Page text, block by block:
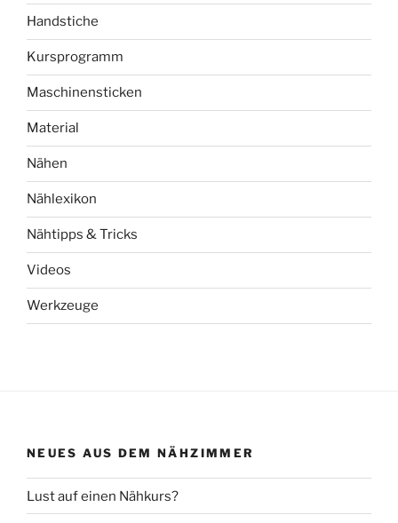
Handstiche
Kursprogramm
Maschinensticken
Material
Nähen
Nählexikon
Nähtipps & Tricks
Videos
Werkzeuge
NEUES AUS DEM NÄHZIMMER
Lust auf einen Nähkurs?